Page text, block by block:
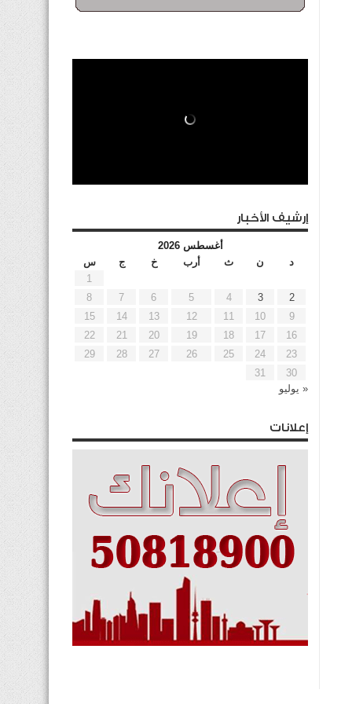
إرشيف الأخبار
أغسطس 2026
د
ن ث أرب خ ج
س
1
2
3
4
5
6
7
8
9
10
11
12
13
14
15
16
17
18
19
20
21
22
23
24
25
26
27
28
29
30
31
« يوليو
إعلانات